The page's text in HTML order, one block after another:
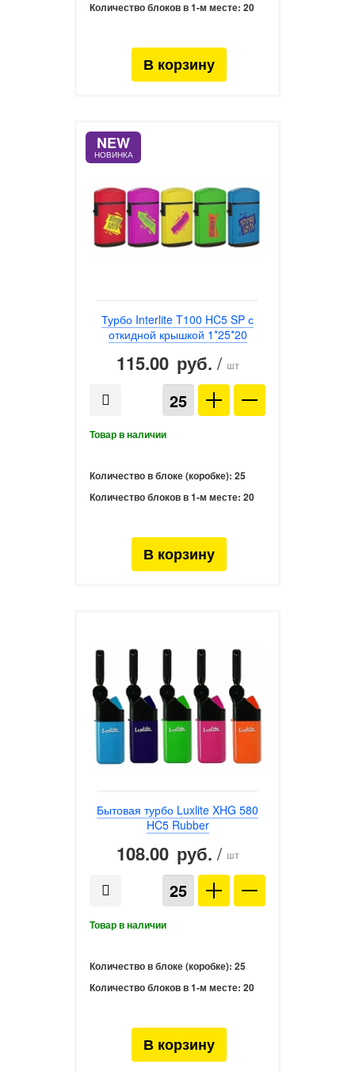
Количество блоков в 1-м месте: 20
NEW
НОВИНКА
Турбо Interlite T100 HC5 SP с
откидной крышкой 1*25*20
115.00 руб. / шт
Количество в блоке (коробке): 25
Количество блоков в 1-м месте: 20
Бытовая турбо Luxlite XHG 580
HC5 Rubber
108.00 руб. / шт
Количество в блоке (коробке): 25
Количество блоков в 1-м месте: 20